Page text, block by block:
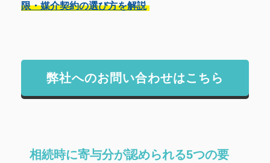
限・媒介契約の選び方を解説
弊社へのお問い合わせはこちら
相続時に寄与分が認められる5つの要